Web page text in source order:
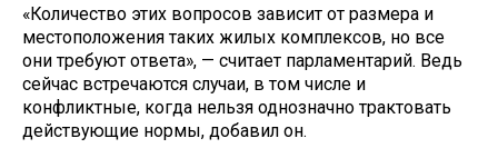
«Количество этих вопросов зависит от размера и
местоположения таких жилых комплексов, но все
они требуют ответа», — считает парламентарий. Ведь
сейчас встречаются случаи, в том числе и
конфликтные, когда нельзя однозначно трактовать
действующие нормы, добавил он.